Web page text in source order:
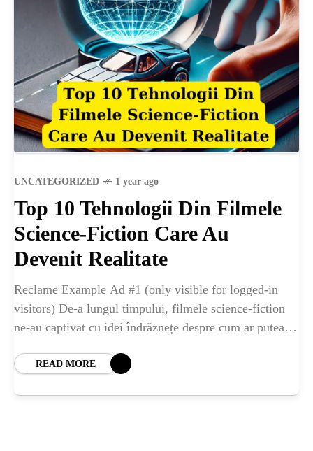
UNCATEGORIZED 1 year ago
Top 10 Tehnologii Din Filmele
Science-Fiction Care Au
Devenit Realitate
Reclame Example Ad #1 (only visible for logged-in
visitors) De-a lungul timpului, filmele science-fiction
ne-au captivat cu idei îndrăznețe despre cum ar putea
READ MORE
ISTORIE
NATURĂ
STIRI
ȘTIINȚA
ANIMALE
OAMENI
INSTALEAZ
APLICATIA